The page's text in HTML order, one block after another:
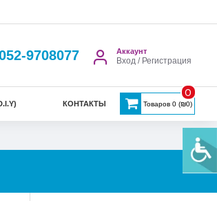
9708077 Аккаунт
Вход / Регистрация
КОНТАКТЫ Товаров 0 (₪0)
0